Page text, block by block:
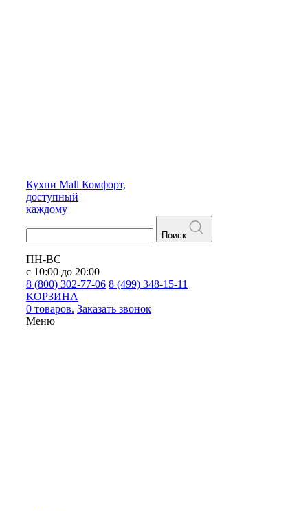
Кухни Mall Комфорт,
доступный
каждому
Поиск
ПН-ВС
с 10:00 до 20:00
8 (800) 302-77-06 8 (499) 348-15-11
КОРЗИНА
0 товаров. Заказать звонок
Меню